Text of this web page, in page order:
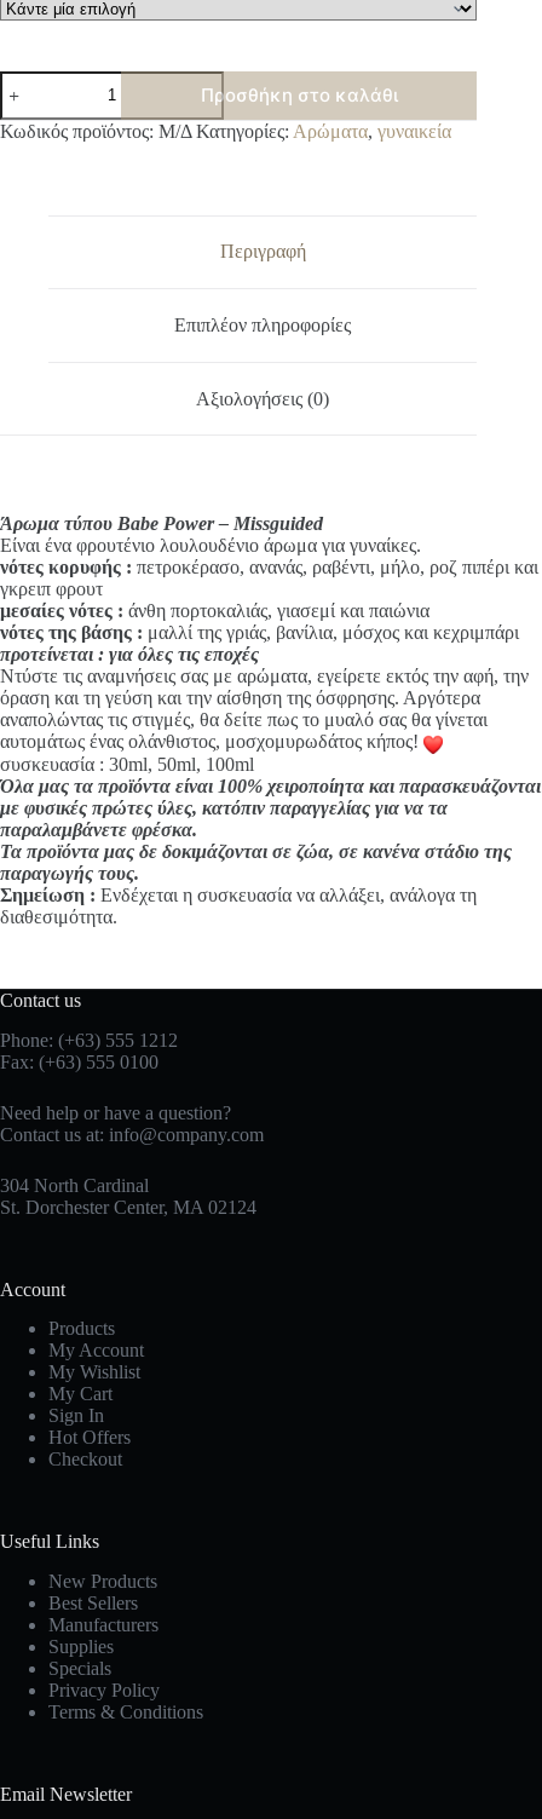
€17.00
Άρωμα
τύπου
Babe
Power
Προσθήκη στο καλάθι
A
Κωδικός προϊόντος: Μ/Δ Κατηγορίες: Αρώματα, γυναικεία
Περιγραφή
Επιπλέον πληροφορίες
Αξιολογήσεις (0)
Άρωμα τύπου Babe Power – Missguided
Είναι ένα φρουτένιο λουλουδένιο άρωμα για γυναίκες.
νότες κορυφής : πετροκέρασο, ανανάς, ραβέντι, μήλο, ροζ πιπέρι και
γκρειπ φρουτ
μεσαίες νότες : άνθη πορτοκαλιάς, γιασεμί και παιώνια
νότες της βάσης : μαλλί της γριάς, βανίλια, μόσχος και κεχριμπάρι
προτείνεται : για όλες τις εποχές
Ντύστε τις αναμνήσεις σας με αρώματα, εγείρετε εκτός την αφή, την
όραση και τη γεύση και την αίσθηση της όσφρησης. Αργότερα
αναπολώντας τις στιγμές, θα δείτε πως το μυαλό σας θα γίνεται
αυτομάτως ένας ολάνθιστος, μοσχομυρωδάτος κήπος!
συσκευασία : 30ml, 50ml, 100ml
Όλα μας τα προϊόντα είναι 100% χειροποίητα και παρασκευάζονται
με φυσικές πρώτες ύλες, κατόπιν παραγγελίας για να τα
παραλαμβάνετε φρέσκα.
Τα προϊόντα μας δε δοκιμάζονται σε ζώα, σε κανένα στάδιο της
παραγωγής τους.
Σημείωση : Ενδέχεται η συσκευασία να αλλάξει, ανάλογα τη
διαθεσιμότητα.
Contact us
Phone: (+63) 555 1212
Fax: (+63) 555 0100
Need help or have a question?
Contact us at: info@company.com
304 North Cardinal
St. Dorchester Center, MA 02124
Account
Products
My Account
My Wishlist
My Cart
Sign In
Hot Offers
Checkout
Useful Links
New Products
Best Sellers
Manufacturers
Supplies
Specials
Privacy Policy
Terms & Conditions
Email Newsletter